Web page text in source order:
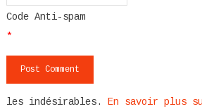
Code Anti-spam
*
les indésirables.
En savoir plus